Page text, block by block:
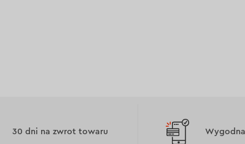
Łatwość
30 dni na zwrot towaru